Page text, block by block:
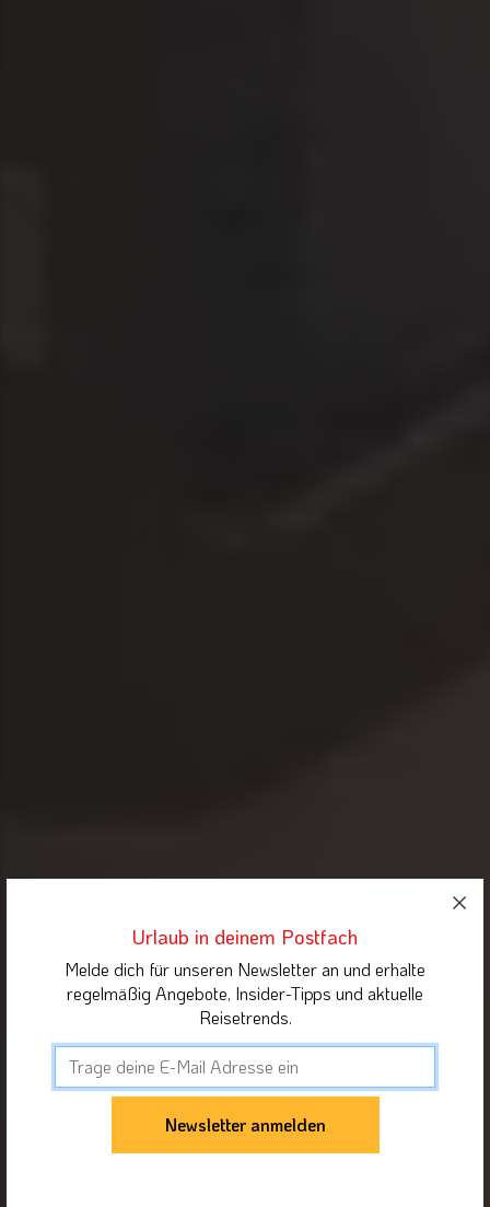
Urlaub in deinem Postfach
Melde dich für unseren Newsletter an und erhalte
regelmäßig Angebote, Insider-Tipps und aktuelle
Reisetrends.